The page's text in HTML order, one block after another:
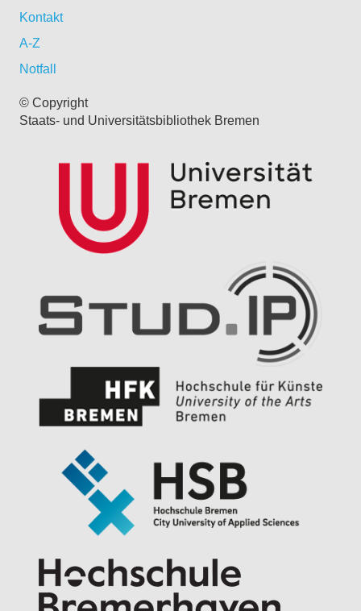
Kontakt
A-Z
Notfall
© Copyright
Staats- und Universitätsbibliothek Bremen